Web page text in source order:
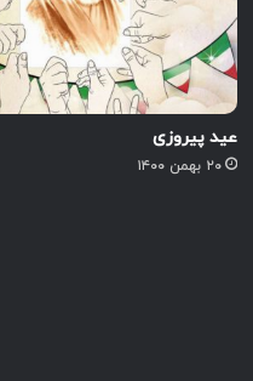
عید پیروزی
۲۰ بهمن ۱۴۰۰